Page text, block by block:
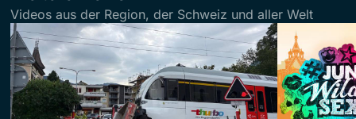
Videos aus der Region, der Schweiz und aller Welt